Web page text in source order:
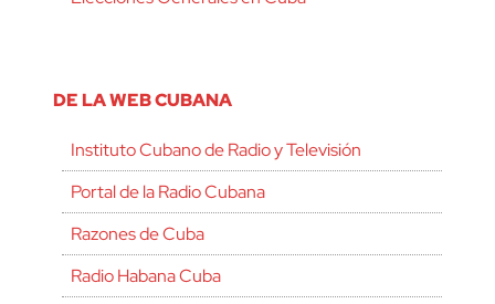
DE LA WEB CUBANA
Instituto Cubano de Radio y Televisión
Portal de la Radio Cubana
Razones de Cuba
Radio Habana Cuba